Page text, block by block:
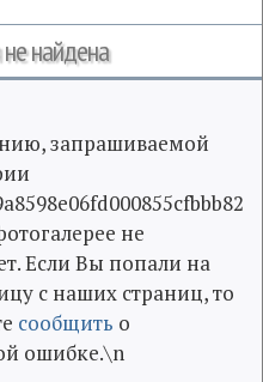
найдена
запрашиваемой
не
Если Вы попали на
с наших страниц, то
сообщить о
ошибке.\n